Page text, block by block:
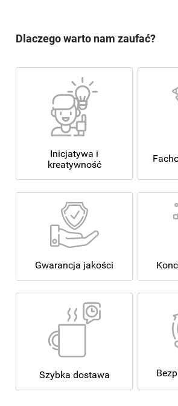
Dlaczego warto nam zaufać?
Inicjatywa i
kreatywność
Gwarancja jakości
Szybka dostawa